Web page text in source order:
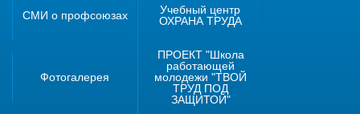
СМИ о профсоюзах
Учебный центр
ОХРАНА ТРУДА
Фотогалерея
ПРОЕКТ "Школа
работающей
молодежи "ТВОЙ
ТРУД ПОД
ЗАЩИТОЙ"